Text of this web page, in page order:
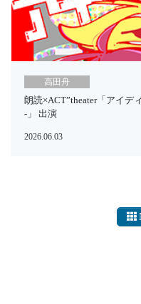
高田舟
朗読×ACT”theater「アイデ
-」 出演
2026.06.03